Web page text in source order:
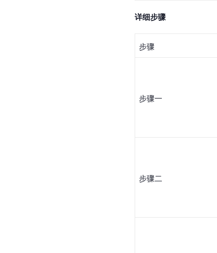
详细步骤
步骤
步骤一
步骤二